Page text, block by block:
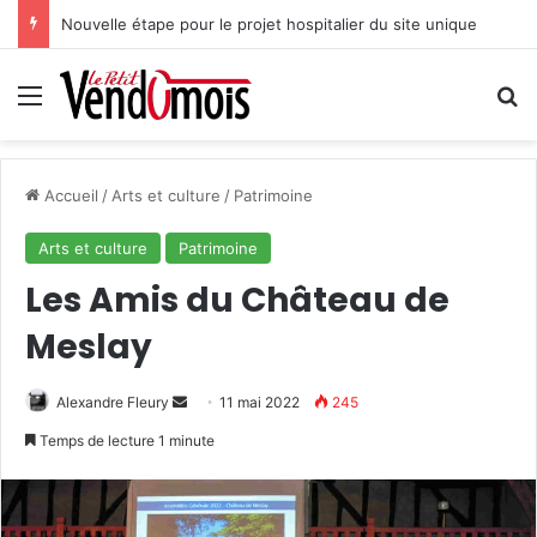
Nouvelle étape pour le projet hospitalier du site unique
Menu
Accueil / Arts et culture / Patrimoine
Arts et culture Patrimoine
Les Amis du Château de
Meslay
Alexandre Fleury
y
11 mai 2022 245
Temps de lecture 1 minute